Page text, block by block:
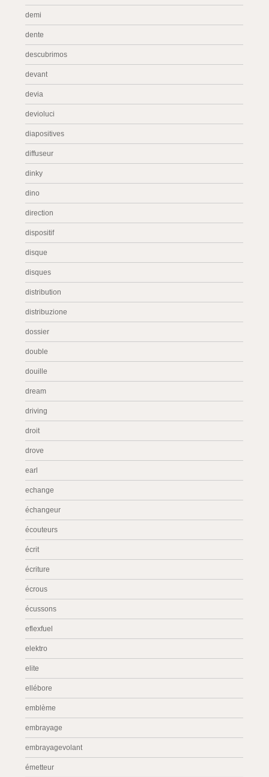
demi
dente
descubrimos
devant
devia
devioluci
diapositives
diffuseur
dinky
dino
direction
dispositif
disque
disques
distribution
distribuzione
dossier
double
douille
dream
driving
droit
drove
earl
echange
échangeur
écouteurs
écrit
écriture
écrous
écussons
eflexfuel
elektro
elite
ellébore
emblème
embrayage
embrayagevolant
émetteur